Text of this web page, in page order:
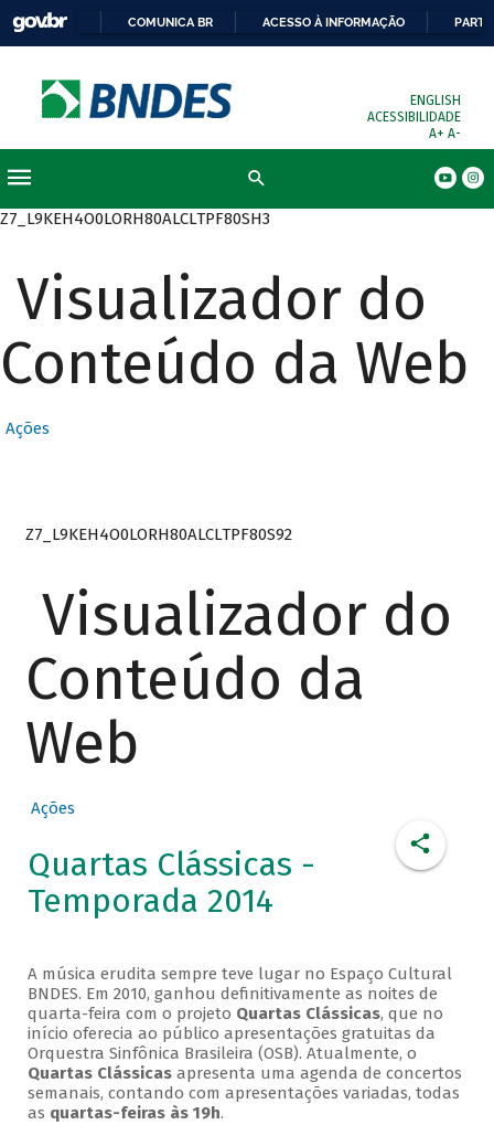
COMUNICA BR ACESSO À INFORMAÇÃO
ENGLISH
ACESSIBILIDADE
A+ A-
Z7_L9KEH4O0LORH80ALCLTPF80SH3
Visualizador do
Conteúdo da Web
Ações
Z7_L9KEH4O0LORH80ALCLTPF80S92
Visualizador do
Conteúdo da
Web
Ações
Quartas Clássicas -
Temporada 2014
A música erudita sempre teve lugar no Espaço Cultural
BNDES. Em 2010, ganhou definitivamente as noites de
quarta-feira com o projeto Quartas Clássicas, que no
início oferecia ao público apresentações gratuitas da
Orquestra Sinfônica Brasileira (OSB). Atualmente, o
Quartas Clássicasapresenta uma agenda de concertos
semanais, contando com apresentações variadas, todas
as quartas-feiras às 19h.